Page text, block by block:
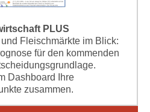
PLUS
Fleischmärkte im Blick:
für den kommenden
Dashboard Ihre
zusammen.